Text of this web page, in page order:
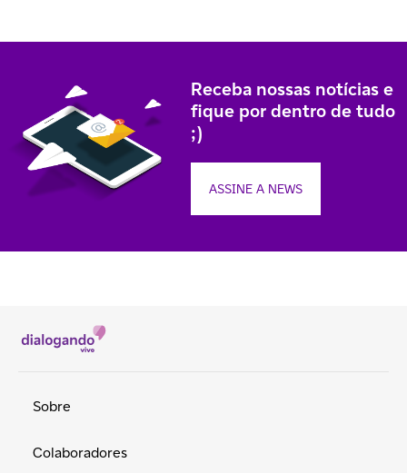
Receba nossas notícias e
fique por dentro de tudo
;)
ASSINE A NEWS
Sobre
Colaboradores